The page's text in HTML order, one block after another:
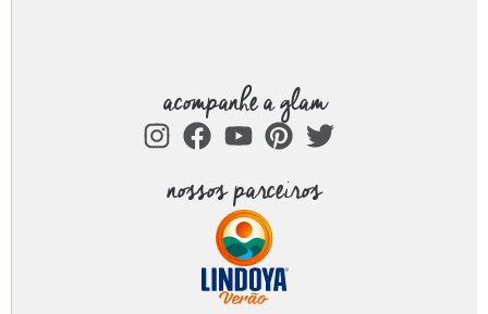
acompanhe a glam
nossos parceiros